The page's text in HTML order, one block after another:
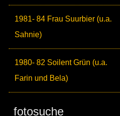
1981- 84 Frau Suurbier (u.a.
Sahnie)
1980- 82 Soilent Grün (u.a.
Farin und Bela)
fotosuche